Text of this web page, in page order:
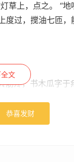
草上，点之。 “
度过，搅油七匝
疼，书木瓜字于
免风涛，保安吉。
文
恭喜发财